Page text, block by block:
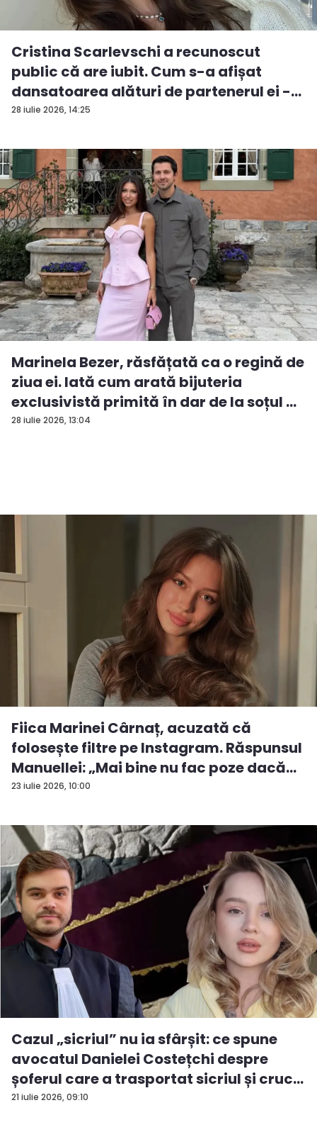
28 iulie 2026, 14:25
Cristina Scarlevschi a recunoscut
public că are iubit. Cum s-a afișat
dansatoarea alături de partenerul ei -
V...
28 iulie 2026, 13:04
Marinela Bezer, răsfățată ca o regină de
ziua ei. Iată cum arată bijuteria
exclusivistă primită în dar de la soțul ...
23 iulie 2026, 10:00
Fiica Marinei Cârnaț, acuzată că
folosește filtre pe Instagram. Răspunsul
Manuellei: „Mai bine nu fac poze dacă...
21 iulie 2026, 09:10
Cazul „sicriul” nu ia sfârșit: ce spune
avocatul Danielei Costețchi despre
șoferul care a trasportat sicriul și cruc...